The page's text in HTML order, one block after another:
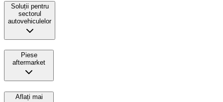
Soluții pentru
sectorul
autovehiculelor
Piese
aftermarket
Aflați mai